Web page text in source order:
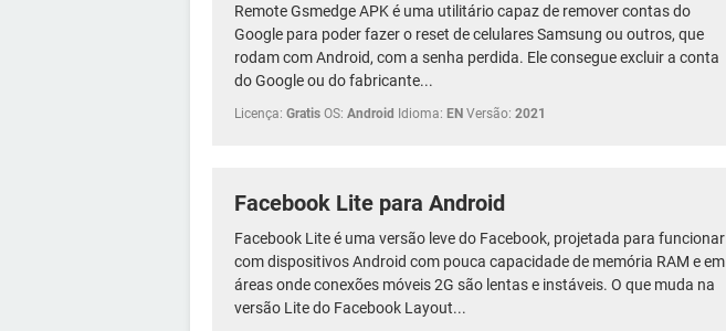
Remote Gsmedge APK é uma utilitário capaz de remover contas do
Google para poder fazer o reset de celulares Samsung ou outros, que
rodam com Android, com a senha perdida. Ele consegue excluir a conta
do Google ou do fabricante...
Licença: Gratis OS: Android Idioma: EN Versão: 2021
Facebook Lite para Android
Facebook Lite é uma versão leve do Facebook, projetada para funcionar
com dispositivos Android com pouca capacidade de memória RAM e em
áreas onde conexões móveis 2G são lentas e instáveis. O que muda na
versão Lite do Facebook Layout...